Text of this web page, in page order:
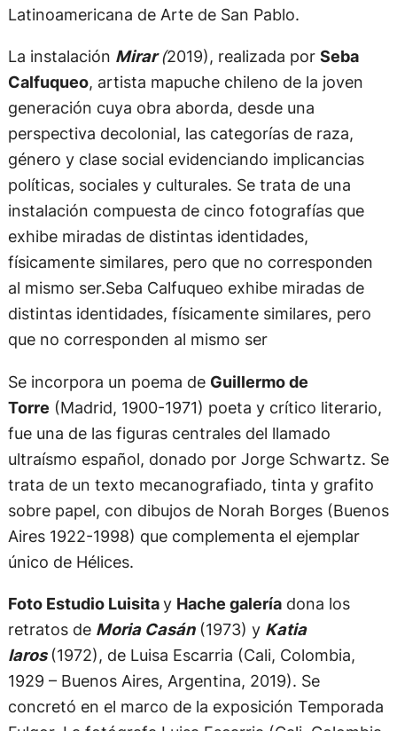
Latinoamericana de Arte de San Pablo.
La instalación Mirar(2019), realizada por Seba
Calfuqueo, artista mapuche chileno de la joven
generación cuya obra aborda, desde una
perspectiva decolonial, las categorías de raza,
género y clase social evidenciando implicancias
políticas, sociales y culturales. Se trata de una
instalación compuesta de cinco fotografías que
exhibe miradas de distintas identidades,
físicamente similares, pero que no corresponden
al mismo ser.Seba Calfuqueo exhibe miradas de
distintas identidades, físicamente similares, pero
que no corresponden al mismo ser
Se incorpora un poema de Guillermo de
Torre (Madrid, 1900-1971) poeta y crítico literario,
fue una de las figuras centrales del llamado
ultraísmo español, donado por Jorge Schwartz. Se
trata de un texto mecanografiado, tinta y grafito
sobre papel, con dibujos de Norah Borges (Buenos
Aires 1922-1998) que complementa el ejemplar
único de Hélices.
Foto Estudio Luisitay Hache galeríadona los
retratos de Moria Casán(1973) y Katia
Iaros(1972), de Luisa Escarria (Cali, Colombia,
1929 – Buenos Aires, Argentina, 2019). Se
concretó en el marco de la exposición Temporada